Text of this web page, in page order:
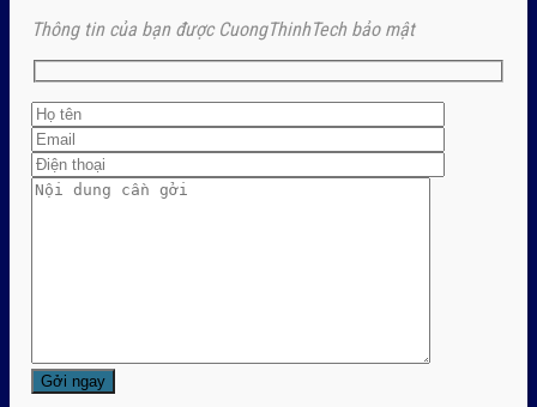
Thông tin của bạn được CuongThinhTech bảo mật